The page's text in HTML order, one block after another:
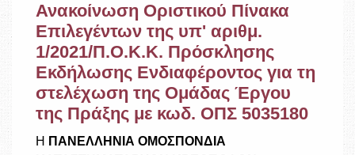
Ανακοίνωση Οριστικού Πίνακα
Επιλεγέντων της υπ' αριθμ.
1/2021/Π.Ο.Κ.Κ. Πρόσκλησης
Εκδήλωσης Ενδιαφέροντος για τη
στελέχωση της Ομάδας Έργου
της Πράξης με κωδ. ΟΠΣ 5035180
Η ΠΑΝΕΛΛΗΝΙΑ ΟΜΟΣΠΟΝΔΙΑ